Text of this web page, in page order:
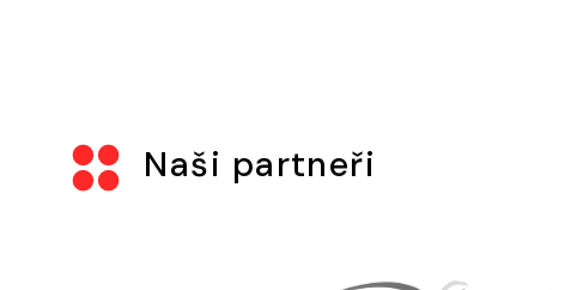
Naši partneři